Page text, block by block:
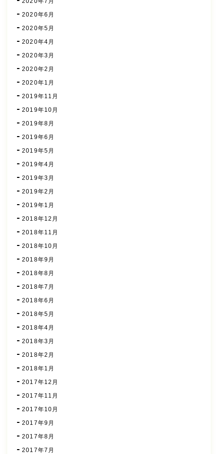
2020年6月
2020年5月
2020年4月
2020年3月
2020年2月
2020年1月
2019年11月
2019年10月
2019年8月
2019年6月
2019年5月
2019年4月
2019年3月
2019年2月
2019年1月
2018年12月
2018年11月
2018年10月
2018年9月
2018年8月
2018年7月
2018年6月
2018年5月
2018年4月
2018年3月
2018年2月
2018年1月
2017年12月
2017年11月
2017年10月
2017年9月
2017年8月
2017年7月